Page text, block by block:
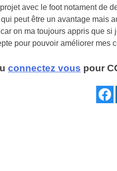
avec le foot notament de
peut être un avantage mais
on ma toujours appris que
pour pouvoir améliorer
connectez vous pour